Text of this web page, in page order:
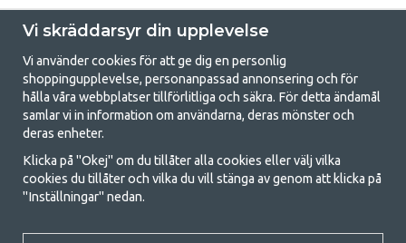
GetCamping.se - Din butik för camping
och uteliv
Att campa kan antingen vara en livsstil eller ett sätt att samla familjen
för ett gemensamt äventyr. Oavsett vilken kategori du tillhör hittar du
med att campa så därför erbjuder vi riktigt bra priser på familjetält,
Vi skräddarsyr din upplevelse
Vi använder cookies för att ge dig en personlig
shoppingupplevelse, personanpassad annonsering och för
hålla våra webbplatser tillförlitliga och säkra. För detta ändamål
samlar vi in information om användarna, deras mönster och
deras enheter.
Klicka på "Okej" om du tillåter alla cookies eller välj vilka
cookies du tillåter och vilka du vill stänga av genom att klicka på
"Inställningar" nedan.